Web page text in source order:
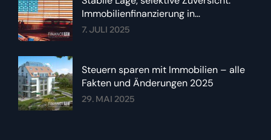
Immobilienfinanzierung in
Deutschland im Sommer 2025
7. JULI 2025
Steuern sparen mit Immobilien – alle
Fakten und Änderungen 2025
29. MAI 2025